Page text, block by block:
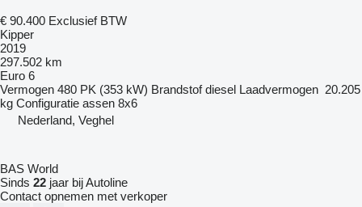
€ 90.400 Exclusief BTW
Kipper
2019
297.502 km
Euro 6
Vermogen 480 PK (353 kW) Brandstof diesel Laadvermogen 20.205
kg Configuratie assen 8x6
Nederland, Veghel
BAS World
Sinds 22 jaar bij Autoline
Contact opnemen met verkoper